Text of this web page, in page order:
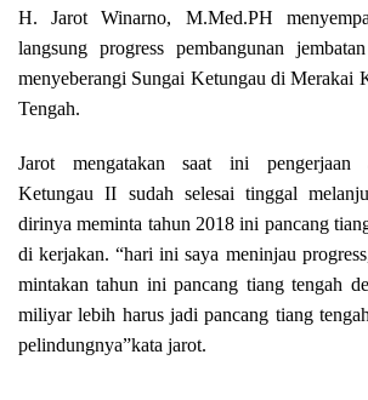
H. Jarot Winarno, M.Med.PH
langsung progress pembangunan
menyeberangi Sungai Ketungau di Merakai
Tengah.
Jarot mengatakan saat ini pengerjaan
Ketungau II sudah selesai tinggal
dirinya meminta tahun 2018 ini pancang
di kerjakan. “hari ini saya meninjau
mintakan tahun ini pancang tiang tengah
miliyar lebih harus jadi pancang tiang
pelindungnya”kata jarot.